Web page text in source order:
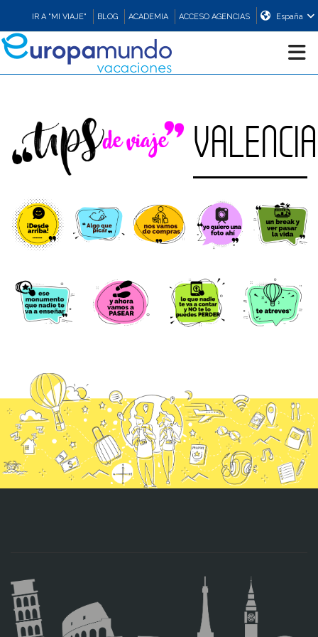
IR A "MI VIAJE" BLOG ACADEMIA ACCESO AGENCIAS España
EUROPA
ORIENTE
COMPRAR
MÁS
VALENCIA